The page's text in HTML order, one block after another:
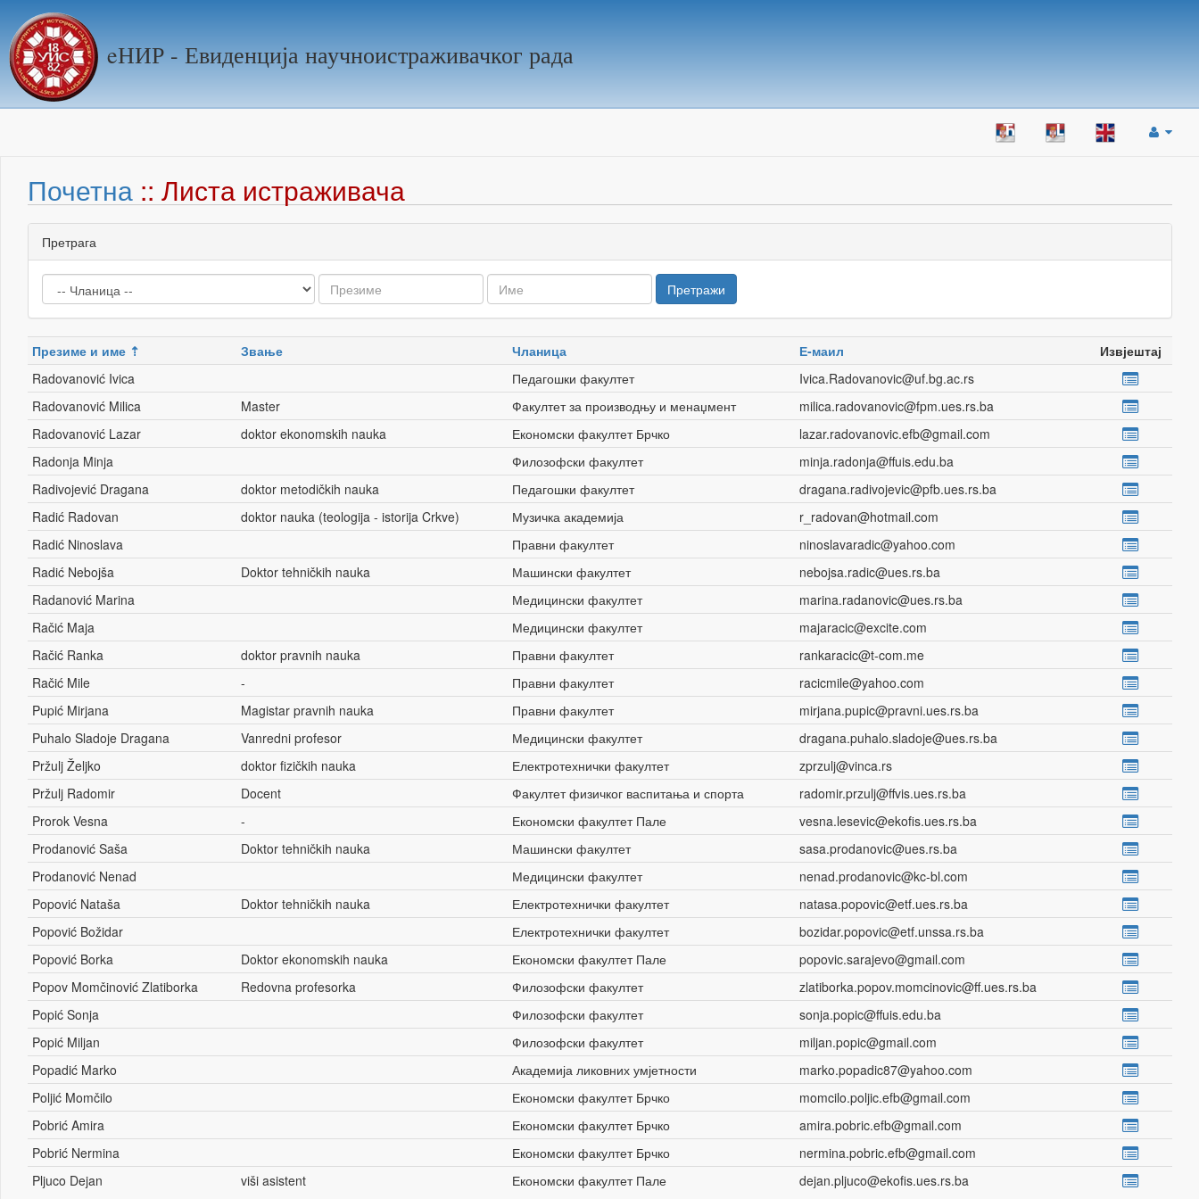
eНИР - Евиденција научноистраживачког рада
Почетна :: Листа истраживача
Претрага
Презиме и име Звање Чланица Е-маил
Извјештај
Radovanović Ivica
Педагошки факултет
Ivica.Radovanovic@uf.bg.ac.rs
Radovanović Milica
Master Факултет за производњу и менаџмент
milica.radovanovic@fpm.ues.rs.ba
Radovanović Lazar
doktor ekonomskih nauka Економски факултет Брчко
lazar.radovanovic.efb@gmail.com
Radonja Minja
Филозофски факултет
minja.radonja@ffuis.edu.ba
Radivojević Dragana
doktor metodičkih nauka Педагошки факултет
dragana.radivojevic@pfb.ues.rs.ba
Radić Radovan
doktor nauka (teologija - istorija Crkve) Музичка академија
r_radovan@hotmail.com
Radić Ninoslava
Правни факултет
ninoslavaradic@yahoo.com
Radić Nebojša
Doktor tehničkih nauka Машински факултет
nebojsa.radic@ues.rs.ba
Radanović Marina
Медицински факултет
marina.radanovic@ues.rs.ba
Račić Maja
Медицински факултет
majaracic@excite.com
Račić Ranka
doktor pravnih nauka Правни факултет
rankaracic@t-com.me
Račić Mile
- Правни факултет
racicmile@yahoo.com
Pupić Mirjana
Magistar pravnih nauka Правни факултет
mirjana.pupic@pravni.ues.rs.ba
Puhalo Sladoje Dragana
Vanredni profesor Медицински факултет
dragana.puhalo.sladoje@ues.rs.ba
Pržulj Željko
doktor fizičkih nauka Електротехнички факултет
zprzulj@vinca.rs
Pržulj Radomir
Docent Факултет физичког васпитања и спорта
radomir.przulj@ffvis.ues.rs.ba
Prorok Vesna
- Економски факултет Пале
vesna.lesevic@ekofis.ues.rs.ba
Prodanović Saša
Doktor tehničkih nauka Машински факултет
sasa.prodanovic@ues.rs.ba
Prodanović Nenad
Медицински факултет
nenad.prodanovic@kc-bl.com
Popović Nataša
Doktor tehničkih nauka Електротехнички факултет
natasa.popovic@etf.ues.rs.ba
Popović Božidar
Електротехнички факултет
bozidar.popovic@etf.unssa.rs.ba
Popović Borka
Doktor ekonomskih nauka Економски факултет Пале
popovic.sarajevo@gmail.com
Popov Momčinović Zlatiborka
Redovna profesorka Филозофски факултет
zlatiborka.popov.momcinovic@ff.ues.rs.ba
Popić Sonja
Филозофски факултет
sonja.popic@ffuis.edu.ba
Popić Miljan
Филозофски факултет
miljan.popic@gmail.com
Popadić Marko
Академија ликовних умјетности
marko.popadic87@yahoo.com
Poljić Momčilo
Економски факултет Брчко
momcilo.poljic.efb@gmail.com
Pobrić Amira
Економски факултет Брчко
amira.pobric.efb@gmail.com
Pobrić Nermina
Економски факултет Брчко
nermina.pobric.efb@gmail.com
Pljuco Dejan
viši asistent Економски факултет Пале dejan.pljuco@ekofis.ues.rs.ba